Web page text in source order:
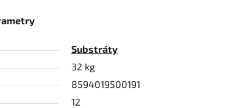
Substráty
32 kg
8594019500191
12